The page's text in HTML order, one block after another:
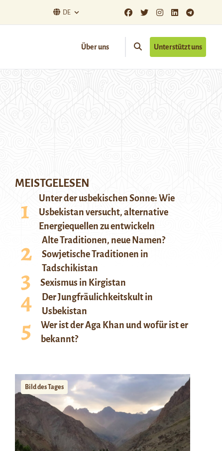
DE
Über uns Unterstützt uns
MEISTGELESEN
Unter der usbekischen Sonne: Wie
Usbekistan versucht, alternative
Energiequellen zu entwickeln
Alte Traditionen, neue Namen?
Sowjetische Traditionen in
Tadschikistan
Sexismus in Kirgistan
Der Jungfräulichkeitskult in
Usbekistan
Wer ist der Aga Khan und wofür ist er
bekannt?
Bild des Tages